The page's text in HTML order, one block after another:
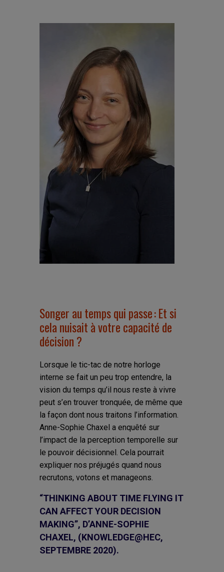
Songer au temps qui passe : Et si
cela nuisait à votre capacité de
décision ?
Lorsque le tic-tac de notre horloge
interne se fait un peu trop entendre, la
vision du temps qu’il nous reste à vivre
peut s’en trouver tronquée, de même que
la façon dont nous traitons l’information.
Anne-Sophie Chaxel a enquêté sur
l’impact de la perception temporelle sur
le pouvoir décisionnel. Cela pourrait
expliquer nos préjugés quand nous
recrutons, votons et manageons.
“THINKING ABOUT TIME FLYING IT
CAN AFFECT YOUR DECISION
MAKING”, D’ANNE-SOPHIE
CHAXEL, (KNOWLEDGE@HEC,
SEPTEMBRE 2020).